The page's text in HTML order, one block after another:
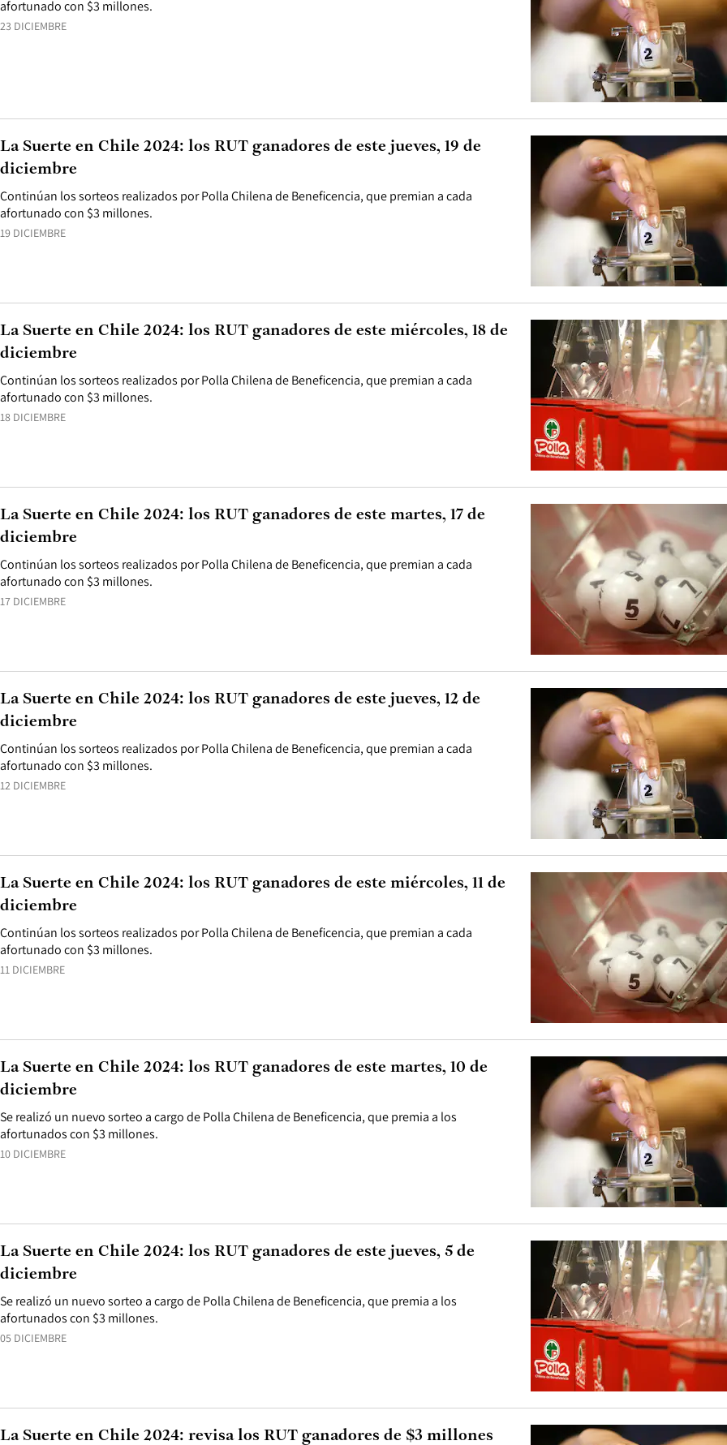
23 DICIEMBRE
afortunado con $3 millones.
19 DICIEMBRE
Continúan los sorteos realizados por Polla Chilena de Beneficencia, que premian a cada
afortunado con $3 millones.
La Suerte en Chile 2024: los RUT ganadores de este jueves, 19 de
diciembre
18 DICIEMBRE
Continúan los sorteos realizados por Polla Chilena de Beneficencia, que premian a cada
afortunado con $3 millones.
La Suerte en Chile 2024: los RUT ganadores de este miércoles, 18 de
diciembre
17 DICIEMBRE
Continúan los sorteos realizados por Polla Chilena de Beneficencia, que premian a cada
afortunado con $3 millones.
La Suerte en Chile 2024: los RUT ganadores de este martes, 17 de
diciembre
12 DICIEMBRE
Continúan los sorteos realizados por Polla Chilena de Beneficencia, que premian a cada
afortunado con $3 millones.
La Suerte en Chile 2024: los RUT ganadores de este jueves, 12 de
diciembre
11 DICIEMBRE
Continúan los sorteos realizados por Polla Chilena de Beneficencia, que premian a cada
afortunado con $3 millones.
La Suerte en Chile 2024: los RUT ganadores de este miércoles, 11 de
diciembre
10 DICIEMBRE
Se realizó un nuevo sorteo a cargo de Polla Chilena de Beneficencia, que premia a los
afortunados con $3 millones.
La Suerte en Chile 2024: los RUT ganadores de este martes, 10 de
diciembre
05 DICIEMBRE
Se realizó un nuevo sorteo a cargo de Polla Chilena de Beneficencia, que premia a los
afortunados con $3 millones.
La Suerte en Chile 2024: los RUT ganadores de este jueves, 5 de
diciembre
La Suerte en Chile 2024: revisa los RUT ganadores de $3 millones